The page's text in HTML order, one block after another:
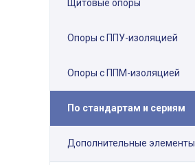
Щитовые опоры
Опоры с ППУ-изоляцией
Опоры с ППМ-изоляцией
По стандартам и сериям
Дополнительные элементы